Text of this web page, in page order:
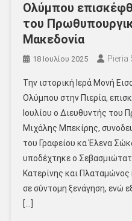
Ολύμπου
του
Μακεδονία
18 Ιουλίου 2025 Pieria
Την ιστορική Ιερά Μονή
Ολύμπου στην Πιερία,
Ιουλίου ο Διευθυντής του
Μιχάλης Μπεκίρης,
του Γραφείου κα Έλενα
υποδέχτηκε ο
Κατερίνης και
σε σύντομη ξενάγηση, ενώ
[…]